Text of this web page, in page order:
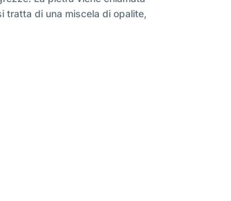
tratta di una miscela di opalite,